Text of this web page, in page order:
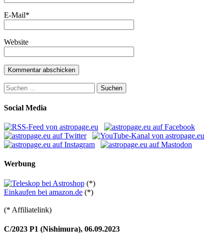
E-Mail*
Website
Suchen
nach:
Social Media
Werbung
(*)
Einkaufen bei amazon.de (*)
(* Affiliatelink)
C/2023 P1 (Nishimura), 06.09.2023